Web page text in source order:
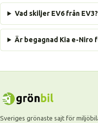
Vad skiljer EV6 från EV3?
Är begagnad Kia e-Niro
Sveriges grönaste sajt för